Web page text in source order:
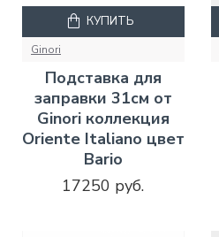
Ginori
Подставка для
заправки 31см от
Ginori коллекция
Oriente Italiano цвет
Bario
17250 руб.
КУПИТЬ